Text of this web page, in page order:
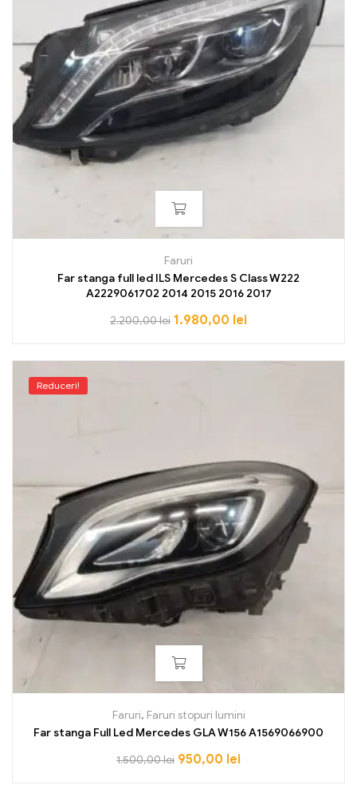
Faruri
Far stanga full led ILS Mercedes S Class W222
A2229061702 2014 2015 2016 2017
2.200,00lei 1.980,00 lei
Reduceri!
Faruri, Faruri stopuri lumini
Far stanga Full Led Mercedes GLA W156 A1569066900
1.500,00lei 950,00 lei